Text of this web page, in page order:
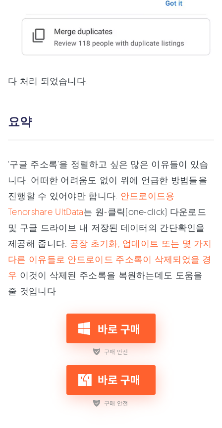
다 처리 되었습니다.
요약
‘구글 주소록’을 정렬하고 싶은 많은 이유들이 있습
니다. 어떠한 어려움도 없이 위에 언급한 방법들을
진행할 수 있어야만 합니다. 안드로이드용
Tenorshare UltData는 원-클릭(one-click) 다운로드
및 구글 드라이브 내 저장된 데이터의 간단확인을
제공해 줍니다. 공장 초기화, 업데이트 또는 몇 가지
다른 이유들로 안드로이드 주소록이 삭제되었을 경
우 이것이 삭제된 주소록을 복원하는데도 도움을
줄 것입니다.